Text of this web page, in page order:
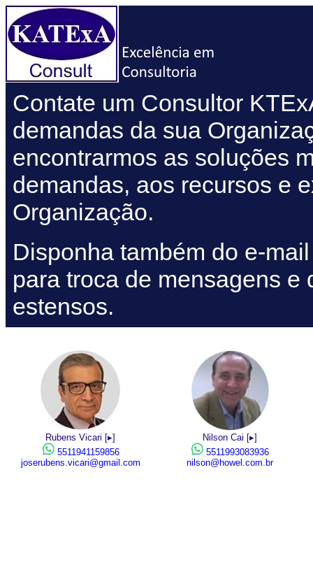
Contate um Consultor
demandas da sua
encontrarmos as soluções
demandas, aos recursos e
Organização.
Disponha também do e-
para troca de mensagens e
estensos.
Rubens Vicari [▸]
5511941159856
joserubens.vicari@gmail.com
Nilson Cai [▸]
5511993083936
nilson@howel.com.br